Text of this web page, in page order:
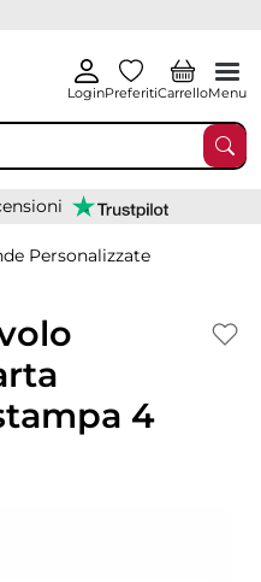
LoginPreferitiCarrelloMenu
Personalizzate
4